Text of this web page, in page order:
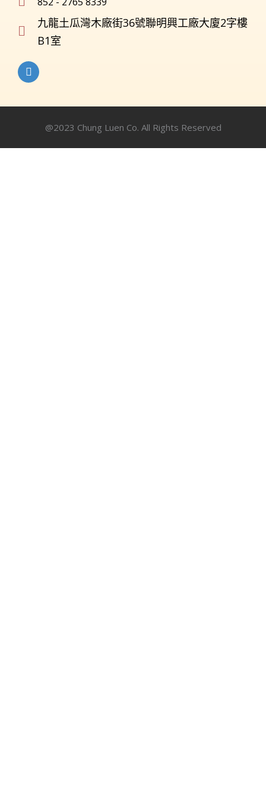
九龍土瓜灣木廠街36號聯明興工廠大廈2字樓
B1室
@2023 Chung Luen Co. All Rights Reserved